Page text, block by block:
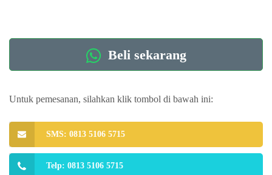
Beli sekarang
Untuk pemesanan, silahkan klik tombol di bawah ini:
SMS: 0813 5106 5715
Telp: 0813 5106 5715